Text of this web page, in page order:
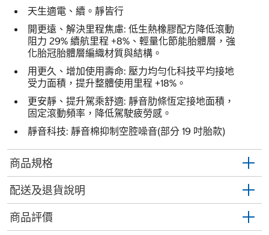
天生適電、續。靜皆行
開更遠、解決里程焦慮: 低生熱橡膠配方降低滾動
阻力 29% 續航里程 +8%、輕量化節能胎體層，強
化胎冠胎體層編織材質與結構。
用更久、增加使用壽命: 壓力均勻化科技平均接地
受力面積，提升整體使用里程 +18%。
更安靜、提升駕乘舒適: 靜音肋條恆定接地面積，
固定滾動頻率，降低駕駛疲勞感。
靜音科技: 靜音棉抑制空腔噪音(部分 19 吋胎款)
商品規格
配送及退貨說明
商品評價